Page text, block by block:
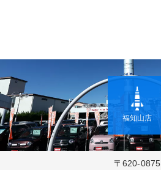
福知山店
〒620-0875